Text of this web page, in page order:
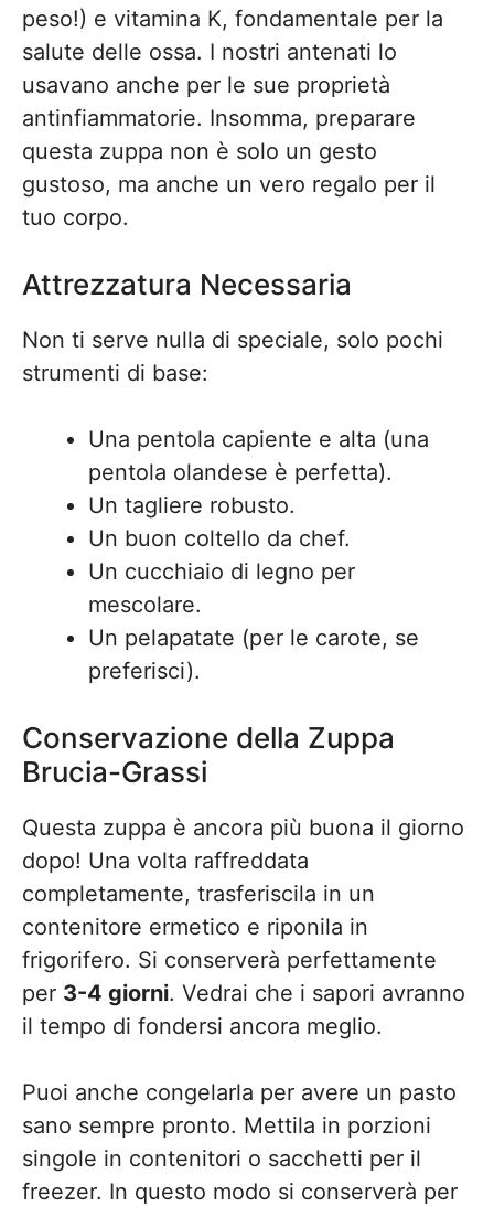
peso!) e vitamina K, fondamentale per la
salute delle ossa. I nostri antenati lo
usavano anche per le sue proprietà
antinfiammatorie. Insomma, preparare
questa zuppa non è solo un gesto
gustoso, ma anche un vero regalo per il
tuo corpo.
Attrezzatura Necessaria
Non ti serve nulla di speciale, solo pochi
strumenti di base:
Una pentola capiente e alta (una
pentola olandese è perfetta).
Un tagliere robusto.
Un buon coltello da chef.
Un cucchiaio di legno per
mescolare.
Un pelapatate (per le carote, se
preferisci).
Conservazione della Zuppa
Brucia-Grassi
Questa zuppa è ancora più buona il giorno
dopo! Una volta raffreddata
completamente, trasferiscila in un
contenitore ermetico e riponila in
frigorifero. Si conserverà perfettamente
per 3-4 giorni. Vedrai che i sapori avranno
il tempo di fondersi ancora meglio.
Puoi anche congelarla per avere un pasto
sano sempre pronto. Mettila in porzioni
singole in contenitori o sacchetti per il
freezer. In questo modo si conserverà per